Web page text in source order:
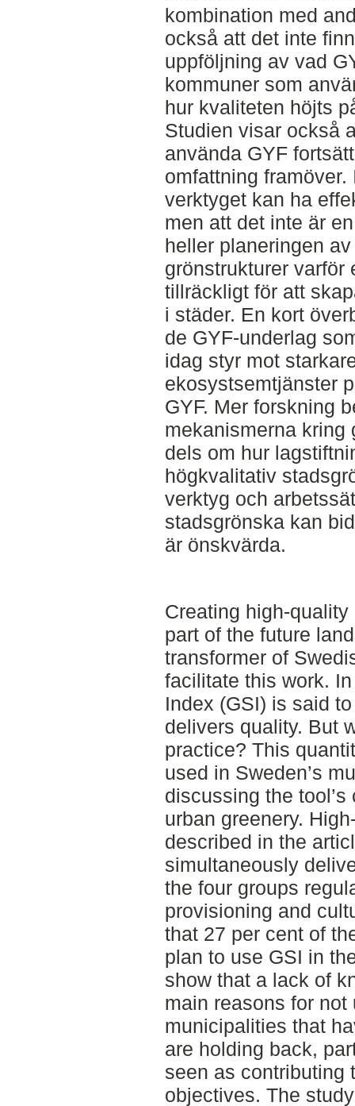
kombination med
också att det inte
uppföljning av vad
kommuner som
hur kvaliteten höjts
Studien visar också
använda GYF
omfattning
verktyget kan ha
men att det inte är
heller planeringen
grönstrukturer varför
tillräckligt för att
i städer. En kort
de GYF-underlag
idag styr mot
ekosystsemtjänster
GYF. Mer forskning
mekanismerna kring
dels om hur
högkvalitativ
verktyg och
stadsgrönska kan
är önskvärda.
Creating high-
part of the future
transformer of
facilitate this work.
Index (GSI) is said
delivers quality. But
practice? This
used in Sweden’s
discussing the
urban greenery.
described in the
simultaneously
the four groups
provisioning and
that 27 per cent of
plan to use GSI in
show that a lack of
main reasons for not
municipalities that
are holding back,
seen as contributing
objectives. The